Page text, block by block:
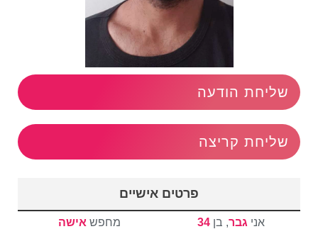
שליחת הודעה
שליחת קריצה
פרטים אישיים
אני גבר, בן34 מחפש אישה